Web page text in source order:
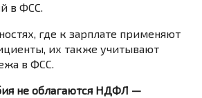
в ФСС.
где к зарплате применяют
их также учитывают
в ФСС.
не облагаются НДФЛ —